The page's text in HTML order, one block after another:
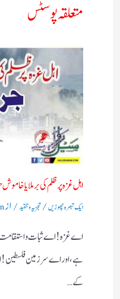
متعلقہ پوسٹس
اہل غزہ پر ظلم کی برملا یا
ایک تبصرہ چھوڑیں/تجزیہ و تنقید/ از
اے غزہ! اے ثبات واستقامت
ہے، اور اے سرزمین
کے…